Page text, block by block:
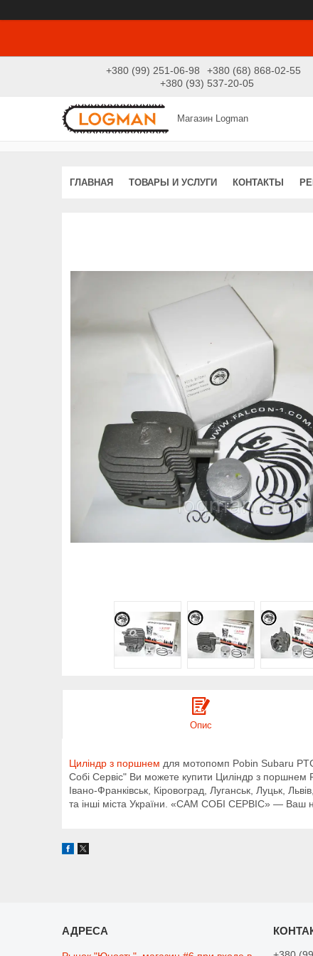
+380 (99) 251-06-98
+380 (68) 868-02-55
+380 (93) 537-20-05
Магазин Logman
ГЛАВНАЯ ТОВАРЫ И УСЛУГИ КОНТАКТЫ
Опис
Циліндр з поршнем для мотопомп Pobin Subaru
Собі Сервіс" Ви можете купити Циліндр з поршнем
Івано-Франківськ, Кіровоград, Луганськ, Луцьк,
та інші міста України. «САМ СОБІ СЕРВІС» — Ваш